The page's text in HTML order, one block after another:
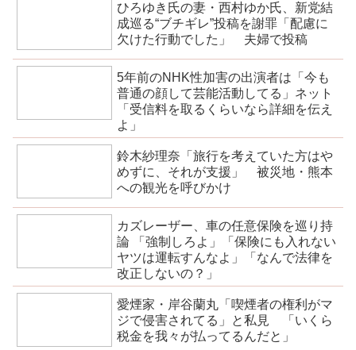
ひろゆき氏の妻・西村ゆか氏、新党結
成巡る“ブチギレ”投稿を謝罪「配慮に
欠けた行動でした」 夫婦で投稿
5年前のNHK性加害の出演者は「今も
普通の顔して芸能活動してる」ネット
「受信料を取るくらいなら詳細を伝え
よ」
鈴木紗理奈「旅行を考えていた方はや
めずに、それが支援」 被災地・熊本
への観光を呼びかけ
カズレーザー、車の任意保険を巡り持
論 「強制しろよ」「保険にも入れない
ヤツは運転すんなよ」「なんで法律を
改正しないの？」
愛煙家・岸谷蘭丸「喫煙者の権利がマ
ジで侵害されてる」と私見 「いくら
税金を我々が払ってるんだと」